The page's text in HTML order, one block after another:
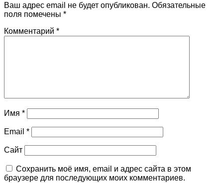
Ваш адрес email не будет опубликован. Обязательные
поля помечены *
Комментарий *
Имя *
Email *
Сайт
Сохранить моё имя, email и адрес сайта в этом
браузере для последующих моих комментариев.